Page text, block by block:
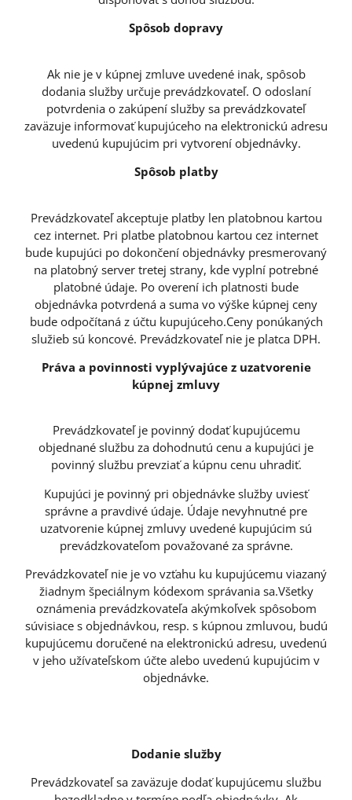
Spôsob dopravy
Ak nie je v kúpnej zmluve uvedené inak, spôsob
dodania služby určuje prevádzkovateľ. O odoslaní
potvrdenia o zakúpení služby sa prevádzkovateľ
zaväzuje informovať kupujúceho na elektronickú adresu
uvedenú kupujúcim pri vytvorení objednávky.
Spôsob platby
Prevádzkovateľ akceptuje platby len platobnou kartou
cez internet. Pri platbe platobnou kartou cez internet
bude kupujúci po dokončení objednávky presmerovaný
na platobný server tretej strany, kde vyplní potrebné
platobné údaje. Po overení ich platnosti bude
objednávka potvrdená a suma vo výške kúpnej ceny
bude odpočítaná z účtu kupujúceho.Ceny ponúkaných
služieb sú koncové. Prevádzkovateľ nie je platca DPH.
Práva a povinnosti vyplývajúce z uzatvorenie
kúpnej zmluvy
Prevádzkovateľ je povinný dodať kupujúcemu
objednané službu za dohodnutú cenu a kupujúci je
povinný službu prevziať a kúpnu cenu uhradiť.
Kupujúci je povinný pri objednávke služby uviesť
správne a pravdivé údaje. Údaje nevyhnutné pre
uzatvorenie kúpnej zmluvy uvedené kupujúcim sú
prevádzkovateľom považované za správne.
Prevádzkovateľ nie je vo vzťahu ku kupujúcemu viazaný
žiadnym špeciálnym kódexom správania sa.Všetky
oznámenia prevádzkovateľa akýmkoľvek spôsobom
súvisiace s objednávkou, resp. s kúpnou zmluvou, budú
kupujúcemu doručené na elektronickú adresu, uvedenú
v jeho užívateľskom účte alebo uvedenú kupujúcim v
objednávke.
Dodanie služby
Prevádzkovateľ sa zaväzuje dodať kupujúcemu službu